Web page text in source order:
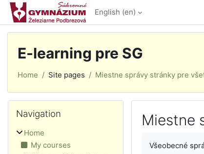
Skip to main content
English ‎(en)‎
E-learning pre SG
Home Site pages Miestne správy stránky pre
Miestne
Všeobecné
Blocks
Navigation
Home
My courses